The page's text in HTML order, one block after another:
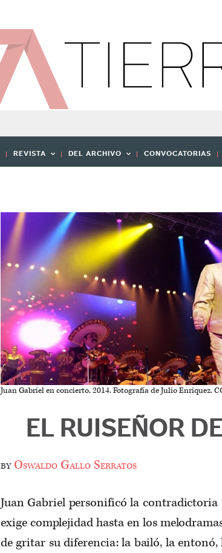
REVISTA DEL ARCHIVO CONVOCATORIAS
Juan Gabriel en concierto, 2014. Fotografía de Julio Enriquez.
EL RUISEÑOR
byOswaldo Gallo Serratos
Juan Gabriel personificó la contradictoria
exige complejidad hasta en los
de gritar su diferencia: la bailó, la